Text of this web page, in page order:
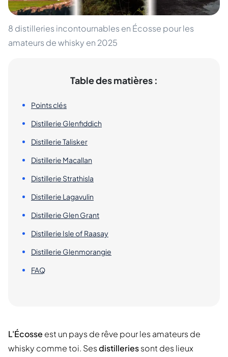
8 distilleries incontournables en Écosse pour les
amateurs de whisky en 2025
Table des matières :
Points clés
Distillerie Glenfiddich
Distillerie Talisker
Distillerie Macallan
Distillerie Strathisla
Distillerie Lagavulin
Distillerie Glen Grant
Distillerie Isle of Raasay
Distillerie Glenmorangie
FAQ
L'Écosse est un pays de rêve pour les amateurs de
whisky comme toi. Sesdistilleriessont des lieux